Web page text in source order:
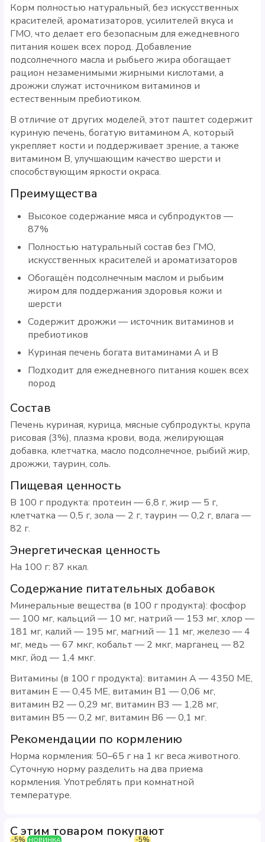
Корм полностью натуральный, без искусственных
красителей, ароматизаторов, усилителей вкуса и
ГМО, что делает его безопасным для ежедневного
питания кошек всех пород. Добавление
подсолнечного масла и рыбьего жира обогащает
рацион незаменимыми жирными кислотами, а
дрожжи служат источником витаминов и
естественным пребиотиком.
В отличие от других моделей, этот паштет содержит
куриную печень, богатую витамином A, который
укрепляет кости и поддерживает зрение, а также
витамином B, улучшающим качество шерсти и
способствующим яркости окраса.
Преимущества
Высокое содержание мяса и субпродуктов —
87%
Полностью натуральный состав без ГМО,
искусственных красителей и ароматизаторов
Обогащён подсолнечным маслом и рыбьим
жиром для поддержания здоровья кожи и
шерсти
Содержит дрожжи — источник витаминов и
пребиотиков
Куриная печень богата витаминами A и B
Подходит для ежедневного питания кошек всех
пород
Состав
Печень куриная, курица, мясные субпродукты, крупа
рисовая (3%), плазма крови, вода, желирующая
добавка, клетчатка, масло подсолнечное, рыбий жир,
дрожжи, таурин, соль.
Пищевая ценность
В 100 г продукта: протеин — 6,8 г, жир — 5 г,
клетчатка — 0,5 г, зола — 2 г, таурин — 0,2 г, влага —
82 г.
Энергетическая ценность
На 100 г: 87 ккал.
Содержание питательных добавок
Минеральные вещества (в 100 г продукта): фосфор
— 100 мг, кальций — 10 мг, натрий — 153 мг, хлор —
181 мг, калий — 195 мг, магний — 11 мг, железо — 4
мг, медь — 67 мкг, кобальт — 2 мкг, марганец — 82
мкг, йод — 1,4 мкг.
Витамины (в 100 г продукта): витамин A — 4350 МЕ,
витамин E — 0,45 МЕ, витамин B1 — 0,06 мг,
витамин B2 — 0,29 мг, витамин B3 — 1,28 мг,
витамин B5 — 0,2 мг, витамин B6 — 0,1 мг.
Рекомендации по кормлению
Норма кормления: 50–65 г на 1 кг веса животного.
Суточную норму разделить на два приема
кормления. Употреблять при комнатной
температуре.
С этим товаром покупают
-5% -5%